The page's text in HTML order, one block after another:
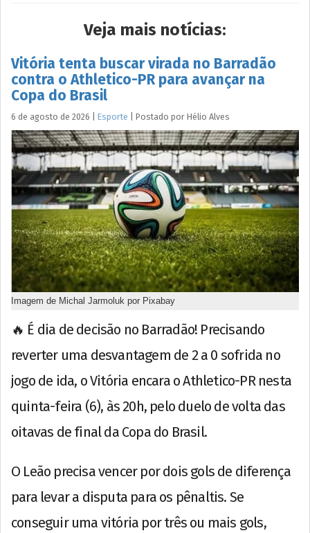
Veja mais notícias:
Vitória tenta buscar virada no Barradão
contra o Athletico-PR para avançar na
Copa do Brasil
6 de agosto de 2026 Esporte Postado por Hélio Alves
Imagem de Michal Jarmoluk por Pixabay
🔥 É dia de decisão no Barradão! Precisando
reverter uma desvantagem de 2 a 0 sofrida no
jogo de ida, o Vitória encara o Athletico-PR nesta
quinta-feira (6), às 20h, pelo duelo de volta das
oitavas de final da Copa do Brasil.
O Leão precisa vencer por dois gols de diferença
para levar a disputa para os pênaltis. Se
conseguir uma vitória por três ou mais gols,